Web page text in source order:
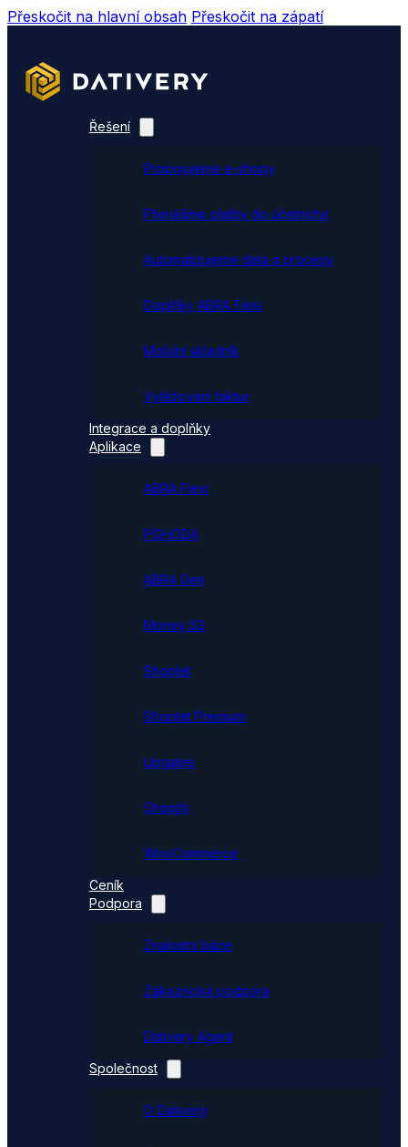
Přeskočit na hlavní obsah Přeskočit na zápatí
Řešení
Propojujeme e-shopy
Přenášíme platby do účetnictví
Automatizujeme data a procesy
Doplňky ABRA Flexi
Mobilní skladník
Vytěžování faktur
Integrace a doplňky
Aplikace
ABRA Flexi
POHODA
ABRA Gen
Money S3
Shoptet
Shoptet Premium
Upgates
Shopify
WooCommerce
Ceník
Podpora
Znalostní báze
Zákaznická podpora
Dativery Agent
Společnost
O Dativery